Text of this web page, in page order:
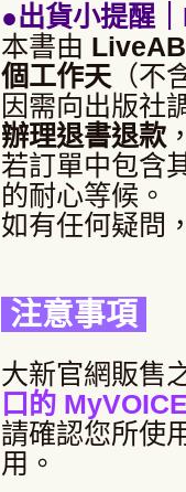
●出貨小提醒
本書由
個工作天 （不
因需向出版社
辦理退書退款
若訂單中包含
的耐心等候。
如有任何疑問
注意事項
大新官網販售
口的
請確認您所使
用。